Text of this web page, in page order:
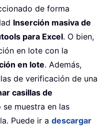
de forma
Inserción masiva de
para Excel. O bien,
en lote con la
en lote. Además,
de verificación de una
casillas de
se muestra en las
Puede ir a descargar